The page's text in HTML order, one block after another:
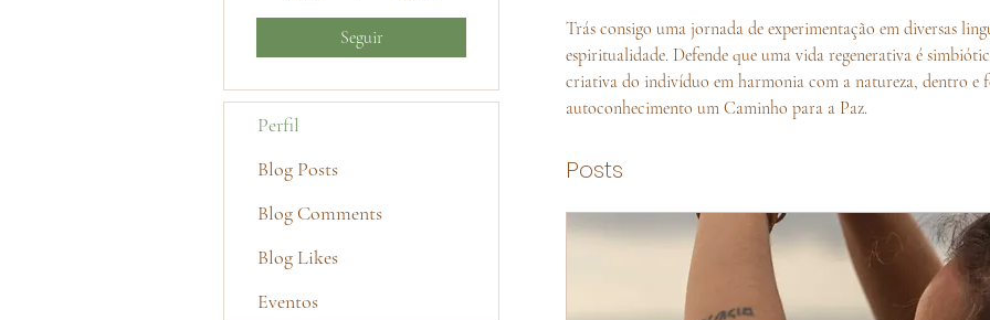
Trás consigo uma jornada de experimentação em diversas
espiritualidade. Defende que uma vida regenerativa é
criativa do indivíduo em harmonia com a natureza, dentro e
autoconhecimento um Caminho para a Paz.
Posts
Seguir
Perfil
Blog Posts
Blog Comments
Blog Likes
Eventos